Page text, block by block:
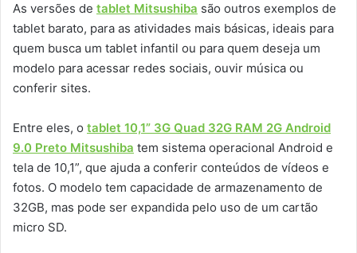
As versões de tablet Mitsushiba são outros exemplos de
tablet barato, para as atividades mais básicas, ideais para
quem busca um tablet infantil ou para quem deseja um
modelo para acessar redes sociais, ouvir música ou
conferir sites.
Entre eles, o tablet 10,1” 3G Quad 32G RAM 2G Android
9.0 Preto Mitsushiba tem sistema operacional Android e
tela de 10,1”, que ajuda a conferir conteúdos de vídeos e
fotos. O modelo tem capacidade de armazenamento de
32GB, mas pode ser expandida pelo uso de um cartão
micro SD.